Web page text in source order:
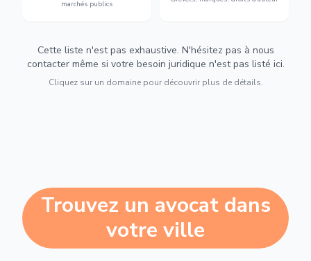
marchés publics
Cette liste n'est pas exhaustive. N'hésitez pas à nous
contacter même si votre besoin juridique n'est pas listé ici.
Cliquez sur un domaine pour découvrir plus de détails.
Trouvez un avocat dans
votre ville